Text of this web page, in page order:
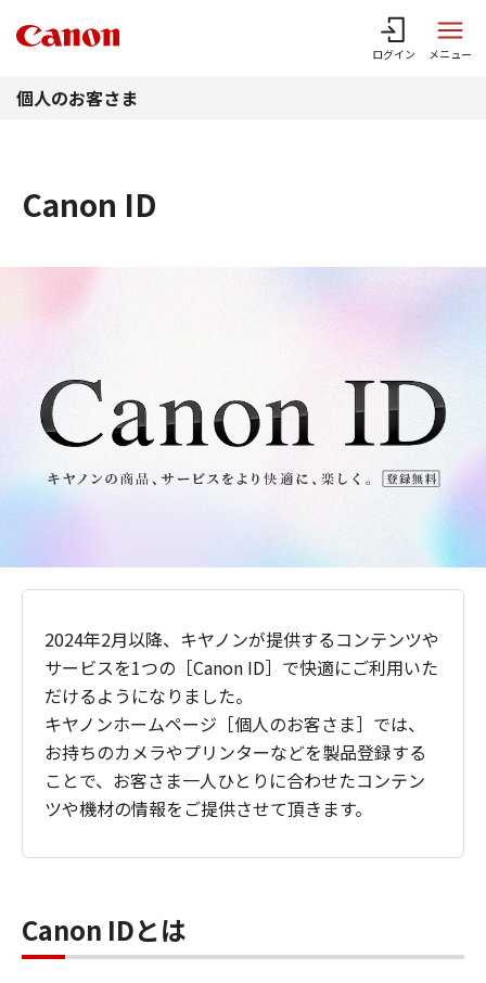
ログイン メニュー
個人のお客さま
Canon ID
2024年2月以降、キヤノンが提供するコンテンツや
サービスを1つの［Canon ID］で快適にご利用いた
だけるようになりました。
キヤノンホームページ［個人のお客さま］では、
お持ちのカメラやプリンターなどを製品登録する
ことで、お客さま一人ひとりに合わせたコンテン
ツや機材の情報をご提供させて頂きます。
Canon IDとは